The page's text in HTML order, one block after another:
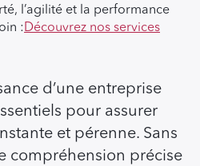
l’agilité et la performance
:Découvrez nos services
d’une entreprise
pour assurer
et pérenne. Sans
compréhension précise